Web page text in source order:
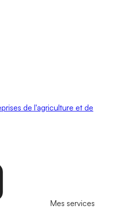
de l'agriculture et de
Mes services